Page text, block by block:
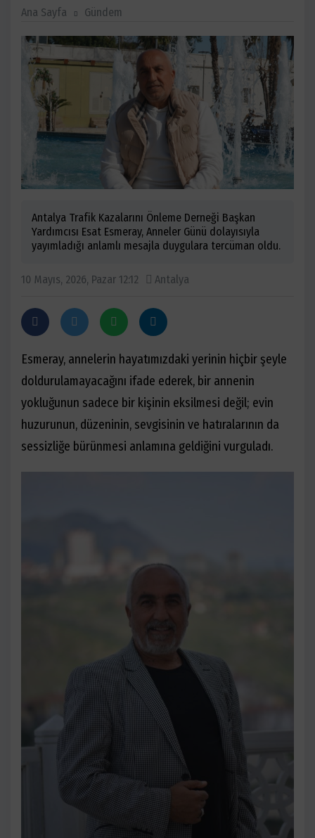
Ana Sayfa Gündem
Antalya Trafik Kazalarını Önleme Derneği Başkan
Yardımcısı Esat Esmeray, Anneler Günü dolayısıyla
yayımladığı anlamlı mesajla duygulara tercüman oldu.
10 Mayıs, 2026, Pazar 12:12 Antalya
Esmeray, annelerin hayatımızdaki yerinin hiçbir şeyle
doldurulamayacağını ifade ederek, bir annenin
yokluğunun sadece bir kişinin eksilmesi değil; evin
huzurunun, düzeninin, sevgisinin ve hatıralarının da
sessizliğe bürünmesi anlamına geldiğini vurguladı.